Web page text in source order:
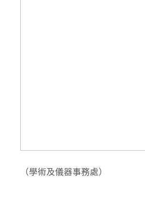
（學術及儀器事務處）